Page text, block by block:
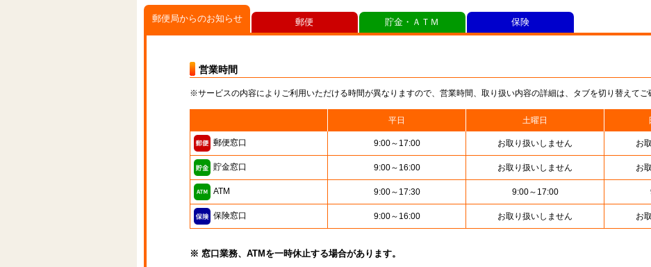
郵便局からのお知らせ
営業時間
※サービスの内容によりご利用いただける時間が異なりますので、営業時間、取り扱い内容の詳細は、タブを切り替えてご
平日 土曜日
郵便窓口 9:00～17:00 お取り扱いしません お
貯金窓口 9:00～16:00 お取り扱いしません お
ATM 9:00～17:30 9:00～17:00
保険窓口 9:00～16:00 お取り扱いしません お
※ 窓口業務、ATMを一時休止する場合があります。
郵便 貯金・ＡＴＭ 保険